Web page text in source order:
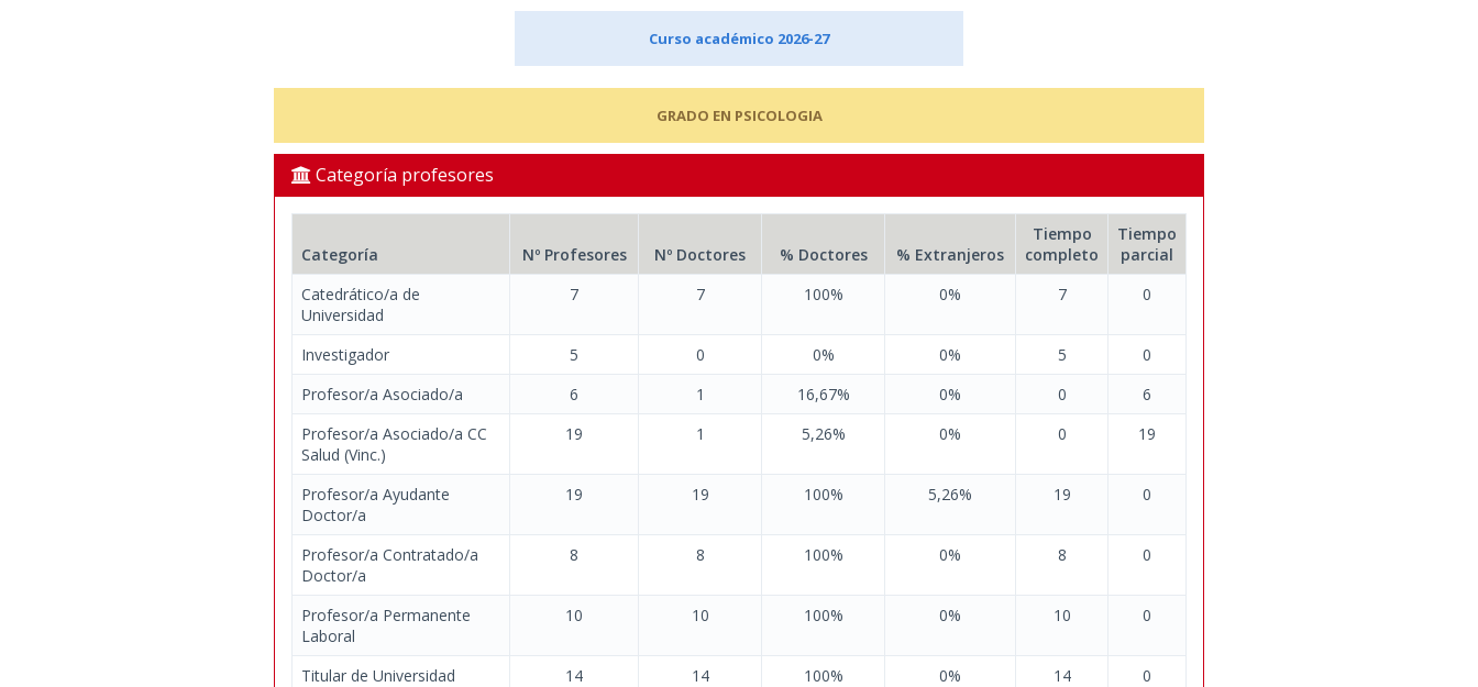
Curso académico 2026-27
GRADO EN PSICOLOGIA
Categoría profesores
Categoría Nº Profesores Nº Doctores % Doctores % Extranjeros
Tiempo
completo
Tiempo
parcial
Catedrático/a de
Universidad
7 7 100% 0% 7 0
Investigador 5 0 0% 0% 5
0
Profesor/a Asociado/a
6 1 16,67% 0% 0
6
Profesor/a Asociado/a CC
Salud (Vinc.)
19 1 5,26% 0% 0 19
Profesor/a Ayudante
Doctor/a
19 19 100% 5,26% 19 0
Profesor/a Contratado/a
Doctor/a
8 8 100% 0% 8 0
Profesor/a Permanente
Laboral
10 10 100% 0% 10 0
Titular de Universidad 14 14 100% 0% 14
0